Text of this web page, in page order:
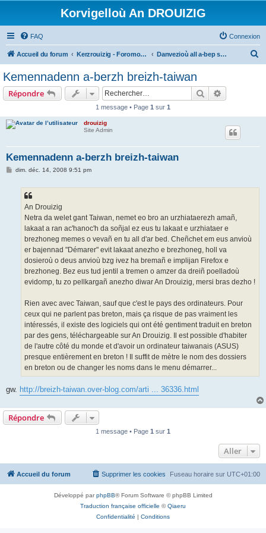
Korvigelloù An DROUIZIG
FAQ Connexion
Accueil du forum Kerzrouizig - Foromoù An Drouizig Danvezioù all a-bep seurt
Kemennadenn a-berzh breizh-taiwan
Répondre Rechercher
1 message • Page 1 sur 1
drouizig
Site Admin
Kemennadenn a-berzh breizh-taiwan
Mdim. déc. 14, 2008 9:51 pm
An Drouizig
Netra da welet gant Taiwan, nemet eo bro an urzhiataerezh amañ,
lakaat a ran ac'hanoc'h da soñjal ez eus tu lakaat e urzhiataer e
brezhoneg memes o vevañ en tu all d'ar bed. Cheñchet em eus anvioù
er bajennad "Démarer" evit lakaat anezho e brezhoneg, holl va
dosieroù o deus anvioù bzg ivez ha bremañ e implijan Firefox e
brezhoneg. Bez eus tud jentil a tremen o amzer da dreiñ poelladoù
evidomp, tu zo pellkargañ anezho diwar An Drouizig, mersi bras dezho !
Rien avec avec Taiwan, sauf que c'est le pays des ordinateurs. Pour
ceux qui ne parlent pas breton, mais ça risque de pas vraiment les
intéressés, il existe des logiciels qui ont été gentiment traduit en breton
par des gens, téléchargeable sur An Drouizig. Il est possible d'habiter
de l'autre côté du monde et d'avoir un ordinateur taiwanais (ASUS)
presque entièrement en breton ! Il suffit de mètre le nom des dossiers
en breton ou de changer les noms dans le menu démarrer...
gw. http://breizh-taiwan.over-blog.com/arti ... 36336.html
Répondre
1 message • Page 1 sur 1
Aller
Accueil du forum Fuseau horaire sur UTC+01:00
Supprimer les cookies
Développé parphpBB® Forum Software © phpBB Limited
Traduction française officielle ©Qiaeru
Confidentialité | Conditions